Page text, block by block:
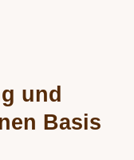
und
Basis